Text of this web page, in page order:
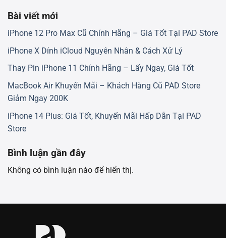
Bài viết mới
iPhone 12 Pro Max Cũ Chính Hãng – Giá Tốt Tại PAD Store
iPhone X Dính iCloud Nguyên Nhân & Cách Xử Lý
Thay Pin iPhone 11 Chính Hãng – Lấy Ngay, Giá Tốt
MacBook Air Khuyến Mãi – Khách Hàng Cũ PAD Store
Giảm Ngay 200K
iPhone 14 Plus: Giá Tốt, Khuyến Mãi Hấp Dẫn Tại PAD
Store
Bình luận gần đây
Không có bình luận nào để hiển thị.